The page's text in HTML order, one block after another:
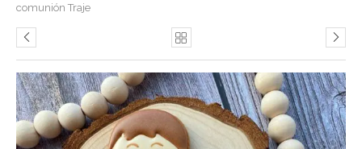
comunión Traje